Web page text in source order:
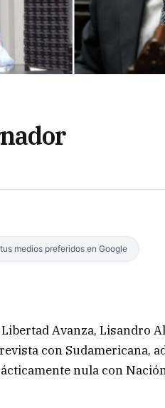
medios preferidos en Google
Avanza, Lisandro
con Sudamericana,
nula con